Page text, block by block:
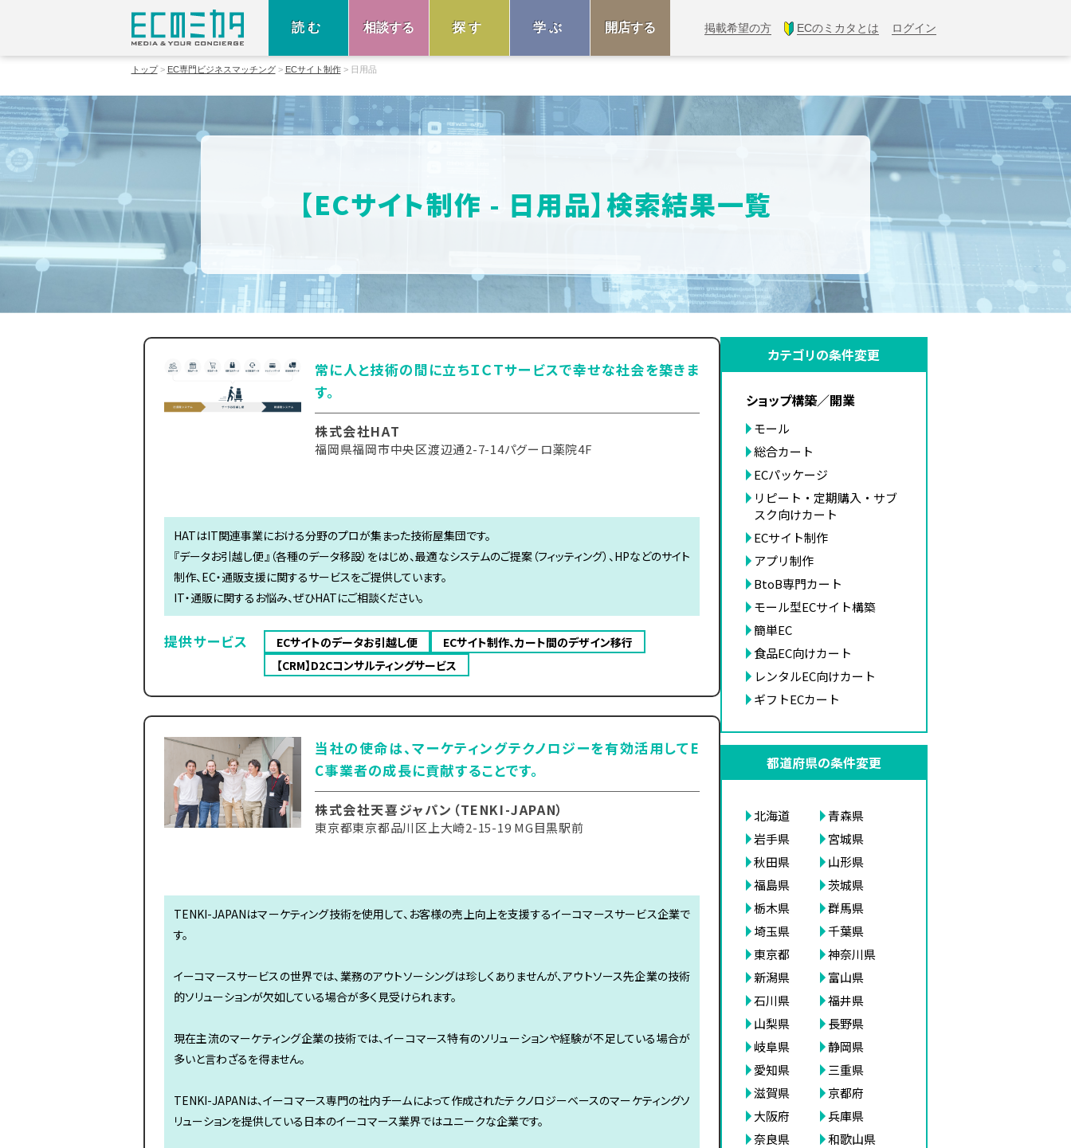
読む 相談する 探す 学ぶ 開店する 掲載希望の方 ECのミカタとは ログイン
トップ EC専門ビジネスマッチング ECサイト制作 日用品
【ECサイト制作 - 日用品】検索結果一覧
常に人と技術の間に立ちＩＣＴサービスで幸せな社会を築きま
す。
株式会社HAT
福岡県福岡市中央区渡辺通2-7-14パグーロ薬院4F
HATはIT関連事業における分野のプロが集まった技術屋集団です。
『データお引越し便』（各種のデータ移設）をはじめ、最適なシステムのご提案（フィッティング）、HPなどのサイト
制作、EC・通販支援に関するサービスをご提供しています。
IT・通販に関するお悩み、ぜひHATにご相談ください。
提供サービス ECサイトのデータお引越し便
ECサイト制作、カート間のデザイン移行
【CRM】D2Cコンサルティングサービス
当社の使命は、マーケティングテクノロジーを有効活用してE
C事業者の成長に貢献することです。
株式会社天喜ジャパン（TENKI-JAPAN）
東京都東京都品川区上大崎2-15-19 MG目黒駅前
TENKI-JAPANはマーケティング技術を使用して、お客様の売上向上を支援するイーコマースサービス企業で
す。
イーコマースサービスの世界では、業務のアウトソーシングは珍しくありませんが、アウトソース先企業の技術
的ソリューションが欠如している場合が多く見受けられます。
現在主流のマーケティング企業の技術では、イーコマース特有のソリューションや経験が不足している場合が
多いと言わざるを得ません。
TENKI-JAPANは、イーコマース専門の社内チームによって作成されたテクノロジーベースのマーケティングソ
リューションを提供している日本のイーコマース業界ではユニークな企業です。
カテゴリの条件変更
ショップ構築／開業
モール
総合カート
ECパッケージ
リピート・定期購入・サブ
スク向けカート
ECサイト制作
アプリ制作
BtoB専門カート
モール型ECサイト構築
簡単EC
食品EC向けカート
レンタルEC向けカート
ギフトECカート
都道府県の条件変更
北海道
青森県
岩手県
宮城県
秋田県
山形県
福島県
茨城県
栃木県
群馬県
埼玉県
千葉県
東京都
神奈川県
新潟県
富山県
石川県
福井県
山梨県
長野県
岐阜県
静岡県
愛知県
三重県
滋賀県
京都府
大阪府
兵庫県
奈良県
和歌山県